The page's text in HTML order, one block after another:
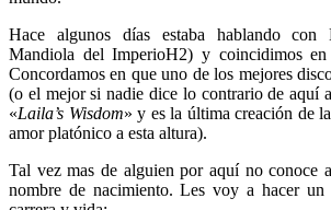
Hace algunos días estaba hablando
Mandiola del ImperioH2) y coincidimos
Concordamos en que uno de los mejores
(o el mejor si nadie dice lo contrario de aquí
«Laila’s Wisdom» y es la última creación de
amor platónico a esta altura).
Tal vez mas de alguien por aquí no conoce a
nombre de nacimiento. Les voy a hacer un